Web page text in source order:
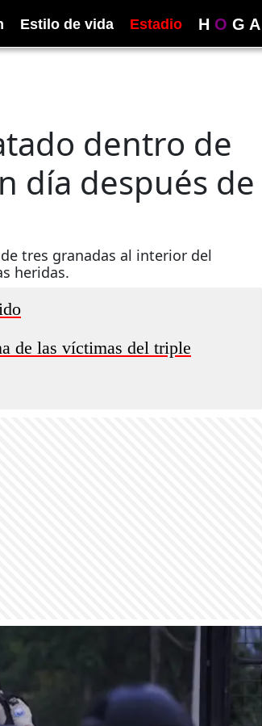
Estilo de vida Estadio H O G A
dentro de
día después de
tres granadas al interior del
heridas.
de las víctimas del triple